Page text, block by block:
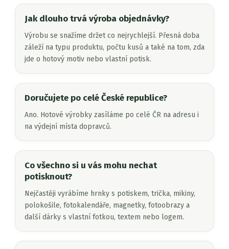
Jak dlouho trvá výroba objednávky?
Výrobu se snažíme držet co nejrychlejší. Přesná doba
záleží na typu produktu, počtu kusů a také na tom, zda
jde o hotový motiv nebo vlastní potisk.
Doručujete po celé České republice?
Ano. Hotové výrobky zasíláme po celé ČR na adresu i
na výdejní místa dopravců.
Co všechno si u vás mohu nechat
potisknout?
Nejčastěji vyrábíme hrnky s potiskem, trička, mikiny,
polokošile, fotokalendáře, magnetky, fotoobrazy a
další dárky s vlastní fotkou, textem nebo logem.